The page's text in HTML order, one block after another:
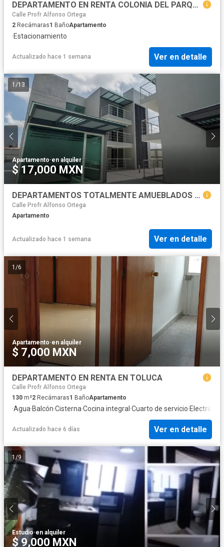
DEPARTAMENTO EN RENTA COLONIA DEL PARQUE
Calle Profr Alfonso Ortega
2 Recámaras1 BañoApartamento
·Estacionamiento
Actualizado hace 1 semana Ver en detalle
1 /13
Apartamento·en alquiler
$ 17,000 MXN
DEPARTAMENTOS TOTALMENTE AMUEBLADOS EN RENTA
Calle Profr Alfonso Ortega
Apartamento
Actualizado hace 1 semana Ver en detalle
1 /6
Apartamento·en alquiler
$ 7,000 MXN
DEPARTAMENTO EN RENTA EN TOLUCA
Calle Profr Alfonso Ortega
130 m²2 Recámaras1 BañoApartamento
·Agua·Balcón·Cisterna·Cocina integral ·Cuarto de servicio·
Actualizado hace 6 días Ver en detalle
1 /9
Estudio·en alquiler
$ 9,000 MXN